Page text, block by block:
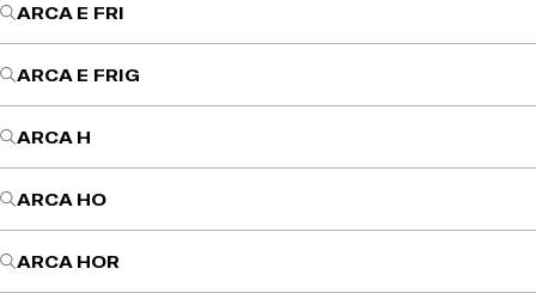
ARCA E FRI
ARCA E FRIG
ARCA H
ARCA HO
ARCA HOR